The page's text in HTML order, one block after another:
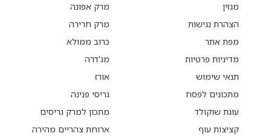
מגזין
הצהרת נגישות
מפת אתר
מדיניות פרטיות
תנאי שימוש
מתכונים לפסח
עוגת שוקולד
קציצות עוף
מרק אפונה
מרק חרירה
כרוב ממולא
מג'דרה
אורז
גריסי פנינה
מתכון למרק גריסים
ארוחת צהריים מהירה